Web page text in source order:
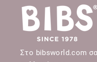
Στο bibsworld.com